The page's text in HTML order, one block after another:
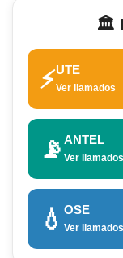
🏛️
⚡UTE
Ver llamados
📡 ANTEL
Ver llamados
💧 OSE
Ver llamados